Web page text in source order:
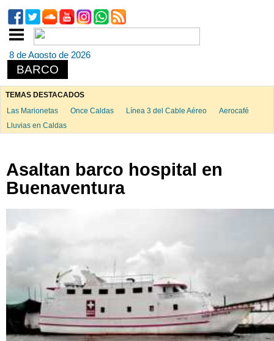
8 de Agosto de 2026
BARCO
TEMAS DESTACADOS
Las Marionetas
Once Caldas Línea 3 del Cable Aéreo
Aerocafé
Lluvias en Caldas
Asaltan barco hospital en
Buenaventura